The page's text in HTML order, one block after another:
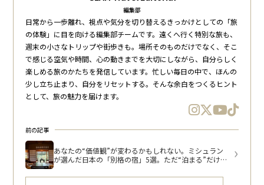
編集部
日常から一歩離れ、視点や気分を切り替えるきっかけとしての「旅
の体験」に目を向ける編集部チームです。遠くへ行く特別な旅も、
週末の小さなトリップや街歩きも。場所そのものだけでなく、そこ
で感じる空気や時間、心の動きまでを大切にしながら、自分らしく
楽しめる旅のかたちを発信しています。忙しい毎日の中で、ほんの
少し立ち止まり、自分をリセットする。そんな余白をつくるヒント
として、旅の魅力を届けます。
前の記事
あなたの“価値観”が変わるかもしれない。ミシュラン
が選んだ日本の「別格の宿」5選。ただ“泊まる”だけで